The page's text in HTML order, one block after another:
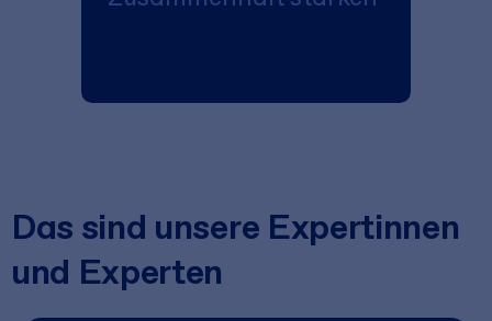
Das sind unsere Expertinnen
und Experten